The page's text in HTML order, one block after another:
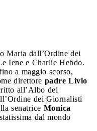
Maria dall’Ordine dei
Iene e Charlie Hebdo.
a maggio scorso,
direttore padre Livio
all’Albo dei
dei Giornalisti
senatrice Monica
dal mondo